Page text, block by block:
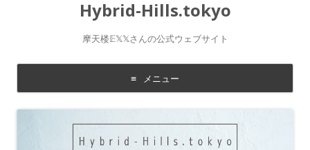
Hybrid-Hills.tokyo
摩天楼𝔼𝕏𝕏さんの公式ウェブサイト
メニュー
コ
ン